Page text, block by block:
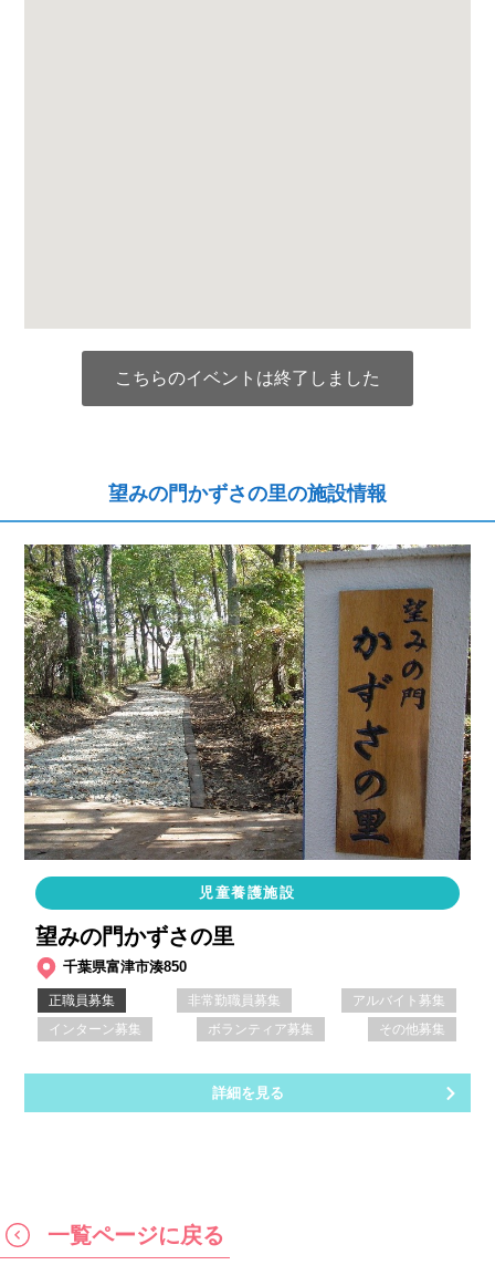
こちらのイベントは終了しました
望みの門かずさの里の施設情報
児童養護施設
望みの門かずさの里
千葉県富津市湊850
正職員募集 非常勤職員募集
アルバイト募集
インターン募集
ボランティア募集 その他募集
詳細を見る
一覧ページに戻る